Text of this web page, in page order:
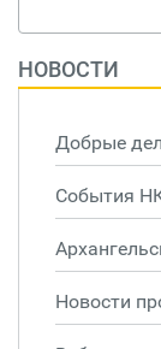
НОВОСТИ
Добрые
События
Новости